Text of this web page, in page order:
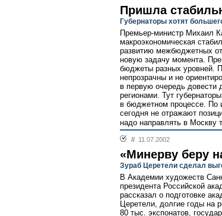
Пришла
Губернаторы хотят
Премьер-министр Михаил
макроэкономическая
развитию межбюджетных
новую задачу момента.
бюджеты разных уровней.
непрозрачны и не
в первую очередь довести
регионами. Тут
в бюджетном процессе. По
сегодня не отражают
надо направлять в Москву
// 11.07.2002
«Минерву беру
Зураб Церетели сделал
В Академии художеств
президента Российской
рассказал о подготовке
Церетели, долгие годы на
80 тыс. экспонатов,